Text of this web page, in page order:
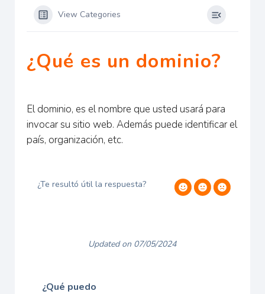
View Categories
¿Qué es un dominio?
El dominio, es el nombre que usted usará para
invocar su sitio web. Además puede identificar el
país, organización, etc.
¿Te resultó útil la respuesta?
Updated on 07/05/2024
¿Qué puedo